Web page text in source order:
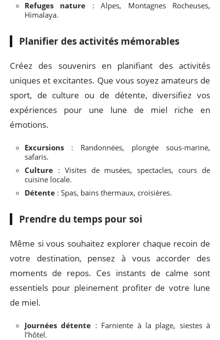
Refuges nature : Alpes, Montagnes Rocheuses,
Himalaya.
Planifier des activités mémorables
Créez des souvenirs en planifiant des activités
uniques et excitantes. Que vous soyez amateurs de
sport, de culture ou de détente, diversifiez vos
expériences pour une lune de miel riche en
émotions.
Excursions : Randonnées, plongée sous-marine,
safaris.
Culture : Visites de musées, spectacles, cours de
cuisine locale.
Détente : Spas, bains thermaux, croisières.
Prendre du temps pour soi
Même si vous souhaitez explorer chaque recoin de
votre destination, pensez à vous accorder des
moments de repos. Ces instants de calme sont
essentiels pour pleinement profiter de votre lune
de miel.
Journées détente : Farniente à la plage, siestes à
l’hôtel.